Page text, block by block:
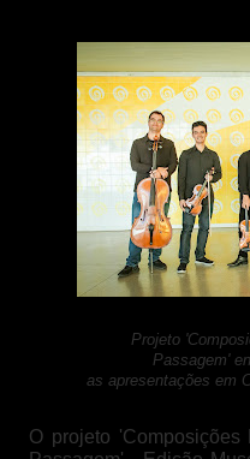
Projeto 'Composições
Passagem'
as apresentações em
O projeto 'Composições